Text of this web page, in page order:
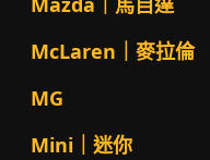
McLaren｜麥拉倫
MG
Mini｜迷你